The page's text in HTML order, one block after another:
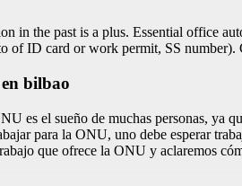
in the past is a plus. Essential office
of ID card or work permit, SS
bilbao
es el sueño de muchas personas, ya
para la ONU, uno debe esperar
que ofrece la ONU y aclaremos